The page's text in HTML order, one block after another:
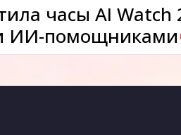
часы AI Watch
ИИ-помощниками